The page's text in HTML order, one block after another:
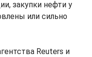
закупки нефти у
или сильно
Reuters и